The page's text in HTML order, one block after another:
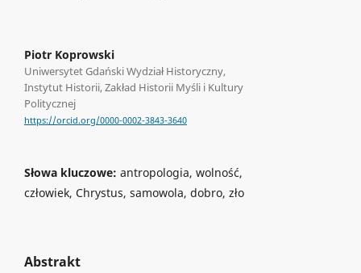
Piotr Koprowski
Uniwersytet Gdański Wydział Historyczny,
Instytut Historii, Zakład Historii Myśli i Kultury
Politycznej
https://orcid.org/0000-0002-3843-3640
Słowa kluczowe: antropologia, wolność,
człowiek, Chrystus, samowola, dobro, zło
Abstrakt